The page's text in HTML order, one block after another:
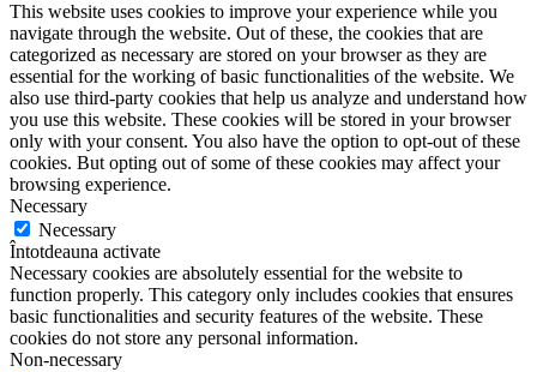
This website uses cookies to improve your experience while you
navigate through the website. Out of these, the cookies that are
categorized as necessary are stored on your browser as they are
essential for the working of basic functionalities of the website. We
also use third-party cookies that help us analyze and understand how
you use this website. These cookies will be stored in your browser
only with your consent. You also have the option to opt-out of these
cookies. But opting out of some of these cookies may affect your
browsing experience.
Necessary
Necessary
Întotdeauna activate
Necessary cookies are absolutely essential for the website to
function properly. This category only includes cookies that ensures
basic functionalities and security features of the website. These
cookies do not store any personal information.
Non-necessary